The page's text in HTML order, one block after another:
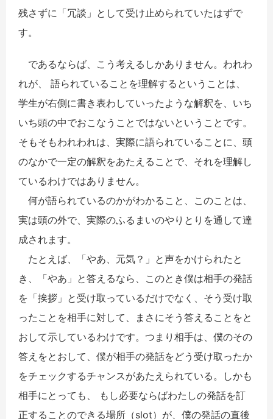
残さずに「冗談」として受け止められていたはずで
す。
であるならば、こう考えるしかありません。われわ
れが、 語られていることを理解するということは、
学生が右側に書き表わしていったような解釈を、いち
いち頭の中でおこなうことではないということです。
そもそもわれわれは、実際に語られていることに、頭
のなかで一定の解釈をあたえることで、それを理解し
ているわけではありません。
何が語られているのかがわかること、このことは、
実は頭の外で、実際のふるまいのやりとりを通して達
成されます。
たとえば、「やあ、元気？」と声をかけられたと
き、「やあ」と答えるなら、このとき僕は相手の発話
を「挨拶」と受け取っているだけでなく、そう受け取
ったことを相手に対して、まさにそう答えることをと
おして示しているわけです。つまり相手は、僕のその
答えをとおして、僕が相手の発話をどう受け取ったか
をチェックするチャンスがあたえられている。しかも
相手にとっても、 もし必要ならばわたしの発話を訂
正することのできる場所（slot）が、僕の発話の直後